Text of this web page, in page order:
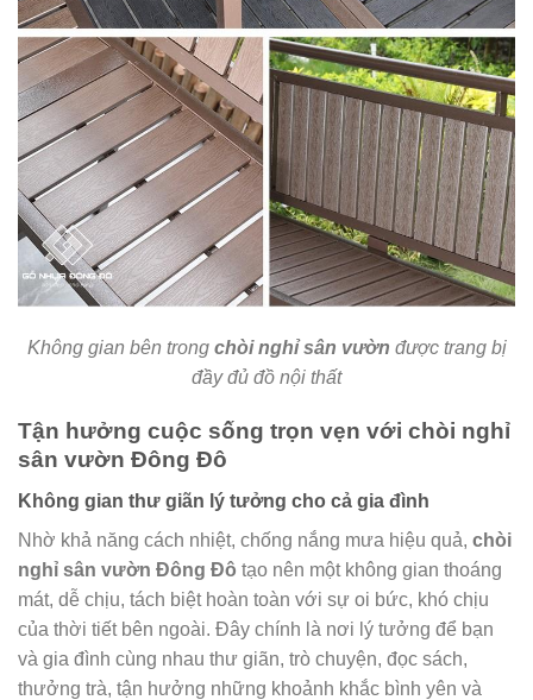
Không gian bên trong chòi nghỉ sân vườn được trang bị
đầy đủ đồ nội thất
Tận hưởng cuộc sống trọn vẹn với chòi nghỉ
sân vườn Đông Đô
Không gian thư giãn lý tưởng cho cả gia đình
Nhờ khả năng cách nhiệt, chống nắng mưa hiệu quả, chòi
nghỉ sân vườn Đông Đô tạo nên một không gian thoáng
mát, dễ chịu, tách biệt hoàn toàn với sự oi bức, khó chịu
của thời tiết bên ngoài. Đây chính là nơi lý tưởng để bạn
và gia đình cùng nhau thư giãn, trò chuyện, đọc sách,
thưởng trà, tận hưởng những khoảnh khắc bình yên và